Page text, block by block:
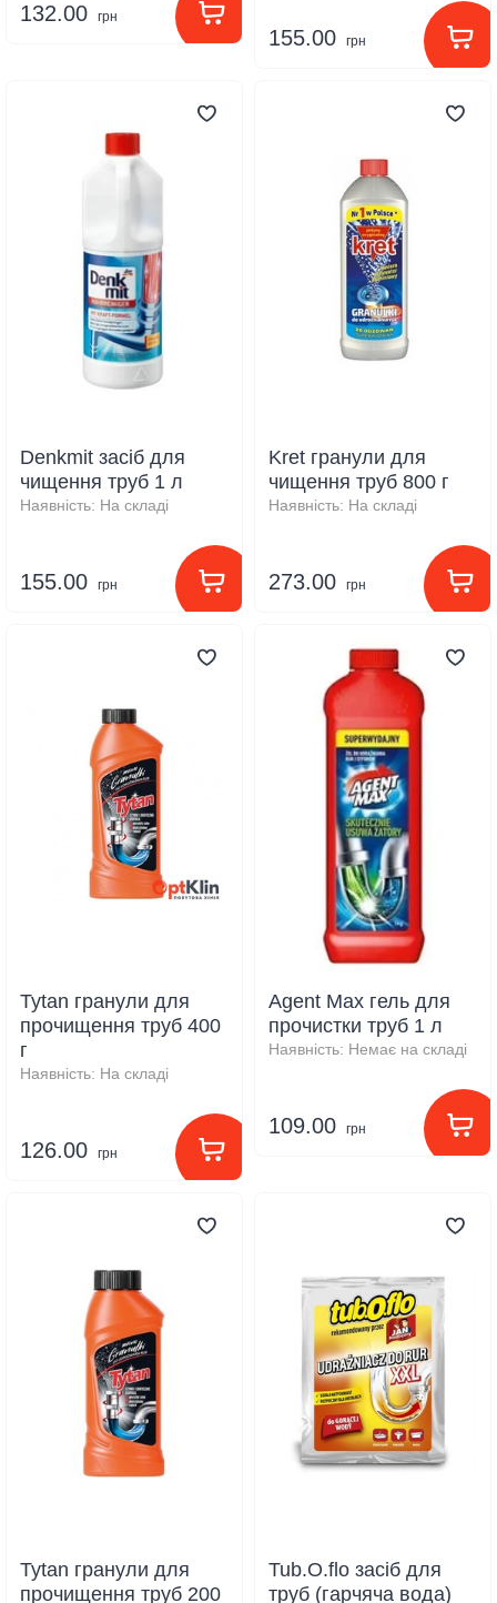
132.00 грн
155.00 грн
Denkmit засіб для
чищення труб 1 л
Наявність: На складі
155.00 грн
Kret гранули для
чищення труб 800 г
Наявність: На складі
273.00 грн
Tytan гранули для
прочищення труб 400
г
Наявність: На складі
126.00 грн
Agent Max гель для
прочистки труб 1 л
Наявність: Немає на складі
109.00 грн
Tytan гранули для
прочищення труб 200
Tub.О.flo засіб для
труб (гарчяча вода)